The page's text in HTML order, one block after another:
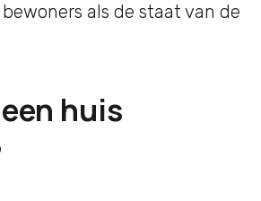
als de staat van de
huis